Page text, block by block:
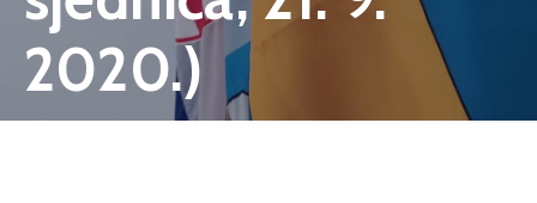
Izbori
Kontaktirajte
Nas
2020.)